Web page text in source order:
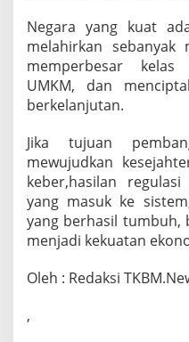
Negara yang kuat
melahirkan sebanyak
memperbesar kelas
UMKM, dan
berkelanjutan.
Jika tujuan
mewujudkan
keber,hasilan
yang masuk ke
yang berhasil tumbuh,
menjadi kekuatan
Oleh : Redaksi
,